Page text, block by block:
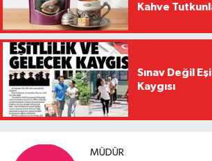
Kahve
Sınav Değil
Kaygısı
MÜDÜR